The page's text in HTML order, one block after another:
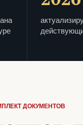
ДОКУМЕНТОВ